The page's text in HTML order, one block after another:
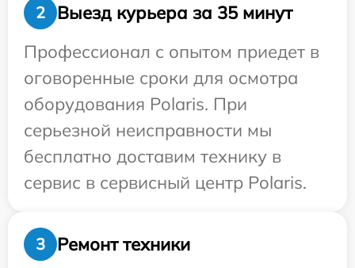
2
Выезд курьера за 35 минут
Профессионал с опытом приедет в
оговоренные сроки для осмотра
оборудования Polaris. При
серьезной неисправности мы
бесплатно доставим технику в
сервис в сервисный центр Polaris.
3 Ремонт техники